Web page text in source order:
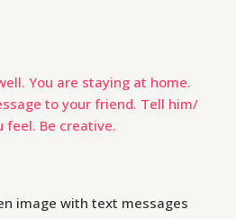
You are staying at home.
to your friend. Tell him/
feel. Be creative.